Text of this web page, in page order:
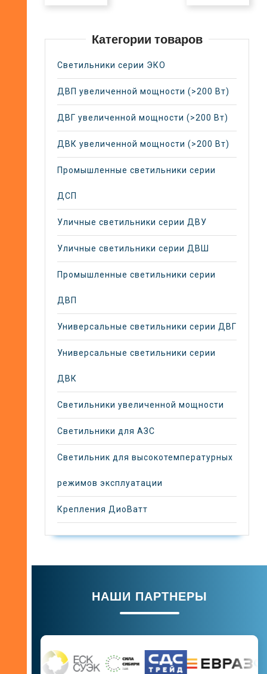
Категории товаров
Светильники серии ЭКО
ДВП увеличенной мощности (>200 Вт)
ДВГ увеличенной мощности (>200 Вт)
ДВК увеличенной мощности (>200 Вт)
Промышленные светильники серии
ДСП
Уличные светильники серии ДВУ
Уличные светильники серии ДВШ
Промышленные светильники серии
ДВП
Универсальные светильники серии ДВГ
Универсальные светильники серии
ДВК
Светильники увеличенной мощности
Светильники для АЗС
Светильник для высокотемпературных
режимов эксплуатации
Крепления ДиоВатт
НАШИ ПАРТНЕРЫ